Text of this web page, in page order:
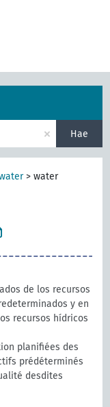
× Hae
>water
de los recursos
y en
recursos hídricos
planifiées des
prédéterminés
desdites